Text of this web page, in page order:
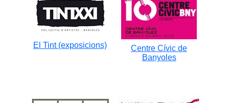
El Tint (exposicions)
Centre Cívic de
Banyoles